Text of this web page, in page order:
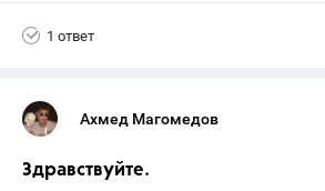
1 ответ
Ахмед Магомедов
Здравствуйте.